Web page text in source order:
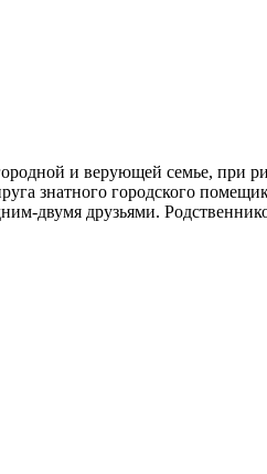
и верующей семье, при
знатного городского
двумя друзьями.